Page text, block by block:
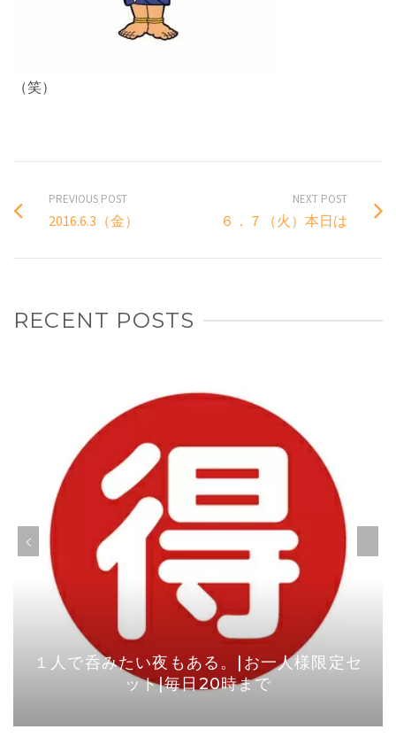
（笑）
PREVIOUS POST
2016.6.3（金）
NEXT POST
６．７（火）本日は
RECENT POSTS
１人で呑みたい夜もある。|お一人様限定セ
ット|毎日20時まで